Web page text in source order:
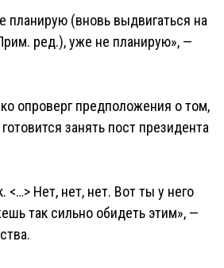
планирую (вновь выдвигаться на
ред.), уже не планирую», —
опроверг предположения о том,
занять пост президента
<…> Нет, нет, нет. Вот ты у него
так сильно обидеть этим», —